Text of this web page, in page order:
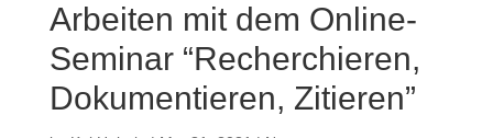
Arbeiten mit dem Online-
Seminar “Recherchieren,
Dokumentieren, Zitieren”